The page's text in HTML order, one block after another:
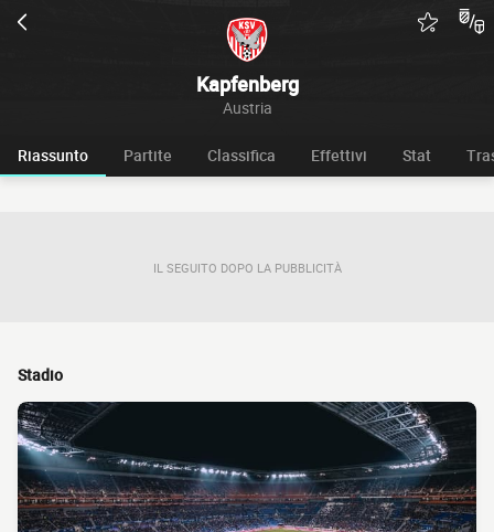
Kapfenberg
Austria
Riassunto Partite Classifica Effettivi Stat
IL SEGUITO DOPO LA PUBBLICITÀ
Stadio